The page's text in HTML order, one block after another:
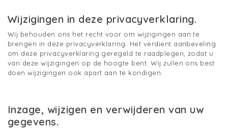
Wijzigingen in deze privacyverklaring.
Wij behouden ons het recht voor om wijzigingen aan te
brengen in deze privacyverklaring. Het verdient aanbeveling
om deze privacyverklaring geregeld te raadplegen, zodat u
van deze wijzigingen op de hoogte bent. Wij zullen ons best
doen wijzigingen ook apart aan te kondigen.
Inzage, wijzigen en verwijderen van uw
gegevens.